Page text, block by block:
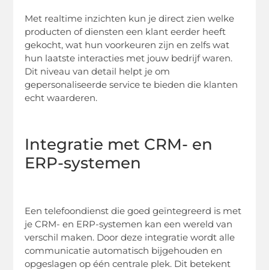
Met realtime inzichten kun je direct zien welke
producten of diensten een klant eerder heeft
gekocht, wat hun voorkeuren zijn en zelfs wat
hun laatste interacties met jouw bedrijf waren.
Dit niveau van detail helpt je om
gepersonaliseerde service te bieden die klanten
echt waarderen.
Integratie met CRM- en
ERP-systemen
Een telefoondienst die goed geïntegreerd is met
je CRM- en ERP-systemen kan een wereld van
verschil maken. Door deze integratie wordt alle
communicatie automatisch bijgehouden en
opgeslagen op één centrale plek. Dit betekent